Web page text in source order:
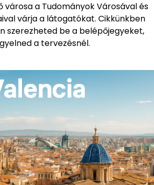
városa a Tudományok Városával és
várja a látogatókat. Cikkünkben
szerezheted be a belépőjegyeket,
a tervezésnél.